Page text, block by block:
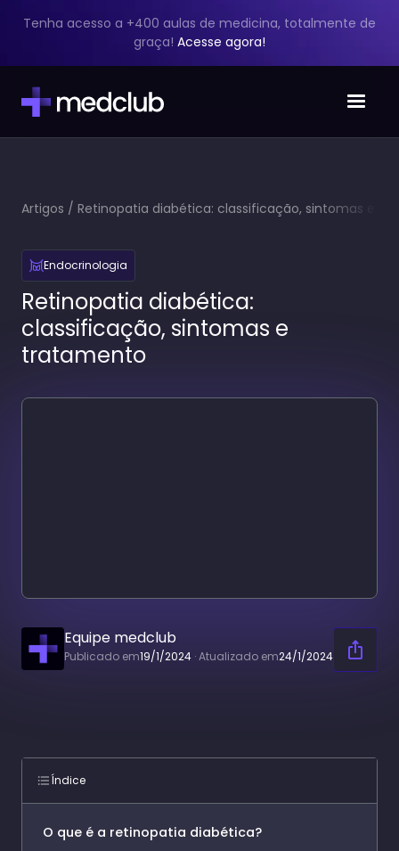
Tenha acesso a +400 aulas de medicina, totalmente de
graça! Acesse agora!
Artigos / Retinopatia diabética: classificação, sintomas e
Endocrinologia
Retinopatia diabética:
classificação, sintomas e
tratamento
Equipe medclub
Publicado em19/1/2024 ·Atualizado em24/1/2024
Índice
O que é a retinopatia diabética?